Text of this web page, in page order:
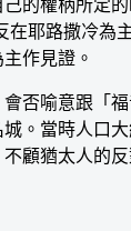
的權柄所定
在耶路撒冷為
作見證。
喻意跟「福
。當時人口
顧猶太人的